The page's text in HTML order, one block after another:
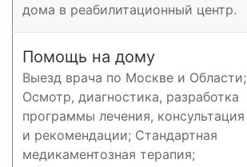
дома в реабилитационный центр.
Помощь на дому
Выезд врача по Москве и Области;
Осмотр, диагностика, разработка
программы лечения, консультация
и рекомендации; Стандартная
медикаментозная терапия;